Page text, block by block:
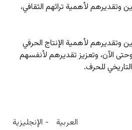
وتقديرهم لأهمية تراثهم الثقافي،
وتقديرهم لأهمية الإنتاج الحرفي
الآن، وتعزيز تقديرهم لأنفسهم
للحرف.
العربية الإنجليزية